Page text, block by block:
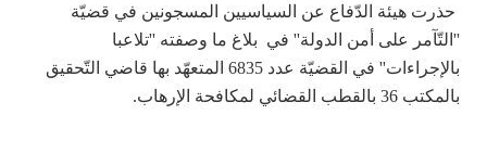
حذرت هيئة الدّفاع عن السياسيين المسجونين في قضيّة
''التّآمر على أمن الدولة'' في بلاغ ما وصفته ''تلاعبا
بالإجراءات'' في القضيّة عدد 6835 المتعهّد بها قاضي التّحقيق
بالمكتب 36 بالقطب القضائي لمكافحة الإرهاب.